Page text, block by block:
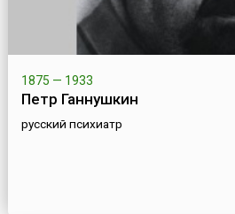
1875 — 1933
Петр Ганнушкин
русский психиатр